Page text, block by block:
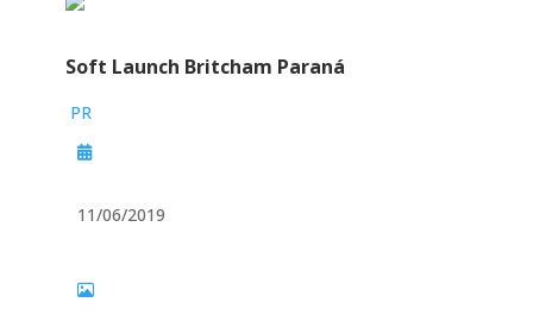
Soft Launch Britcham Paraná
PR
11/06/2019